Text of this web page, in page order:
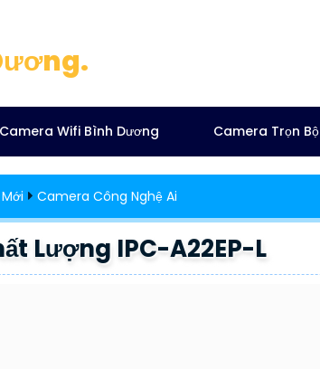
Camera Wifi Bình Dương Camera Trọn Bộ
Camera Công Nghệ Ai
Lượng IPC-A22EP-L